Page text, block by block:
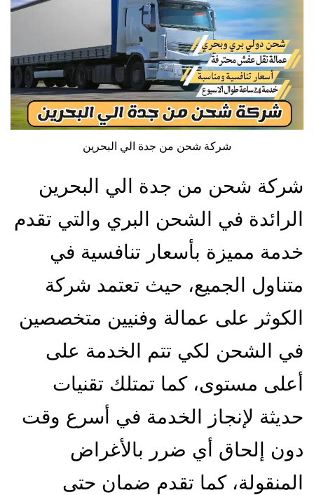
شركة شحن من جدة الي البحرين
شركة شحن من جدة الي البحرين
الرائدة في الشحن البري والتي تقدم
خدمة مميزة بأسعار تنافسية في
متناول الجميع، حيث تعتمد شركة
الكوثر على عمالة وفنيين متخصصين
في الشحن لكي تتم الخدمة على
أعلى مستوى، كما تمتلك تقنيات
حديثة لإنجاز الخدمة في أسرع وقت
دون إلحاق أي ضرر بالأغراض
المنقولة، كما تقدم ضمان حتى